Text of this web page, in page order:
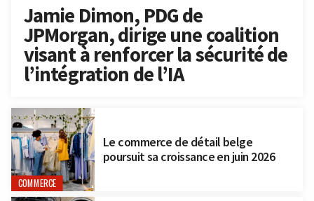
Jamie Dimon, PDG de
JPMorgan, dirige une coalition
visant à renforcer la sécurité de
l’intégration de l’IA
COMMERCE
Le commerce de détail belge
poursuit sa croissance en juin 2026